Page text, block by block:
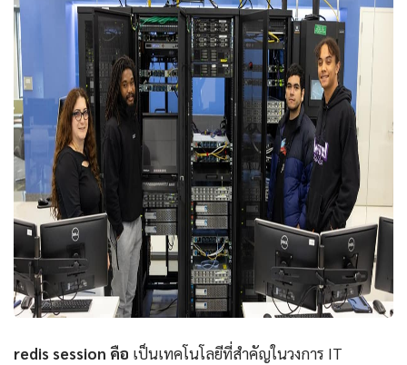
redis session คือ เป็นเทคโนโลยีที่สำคัญในวงการ IT